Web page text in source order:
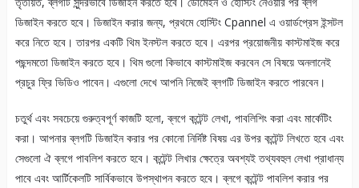
ডিজাইন করতে হবে। ডিজাইন করার জন্য, প্রথমে হোস্টিং Cpannel এ ওয়ার্ডপ্রেস ইন্সটল
করে নিতে হবে। তারপর একটি থিম ইনস্টল করতে হবে। এরপর প্রয়োজনীয় কাস্টমাইজ করে
পছন্দমতো ডিজাইন করতে হবে। থিম গুলো কিভাবে কাস্টমাইজ করবেন সে বিষয়ে অনলানেই
প্রচুর ফ্রি ভিডিও পাবেন। এগুলো দেখে আপনি নিজেই ব্লগটি ডিজাইন করতে পারবেন।
চতুর্থ এবং সবচেয়ে গুরুত্বপূর্ণ কাজটি হলো, ব্লগে কন্টেন্ট লেখা, পাবলিশিং করা এবং মার্কেটিং
করা। আপনার ব্লগটি ডিজাইন করার পর কোনো নির্দিষ্ট বিষয় এর উপর কন্টেন্ট লিখতে হবে এবং
সেগুলো ঐ ব্লগে পাবলিশ করতে হবে। কন্টেন্ট লিখার ক্ষেত্রে অবশ্যই তথ্যবহুল লেখা প্রাধান্য
পাবে এবং আর্টিকেলটি সার্বিকভাবে উপস্থাপন করতে হবে। ব্লগে কন্টেন্ট পাবলিশ করার পর